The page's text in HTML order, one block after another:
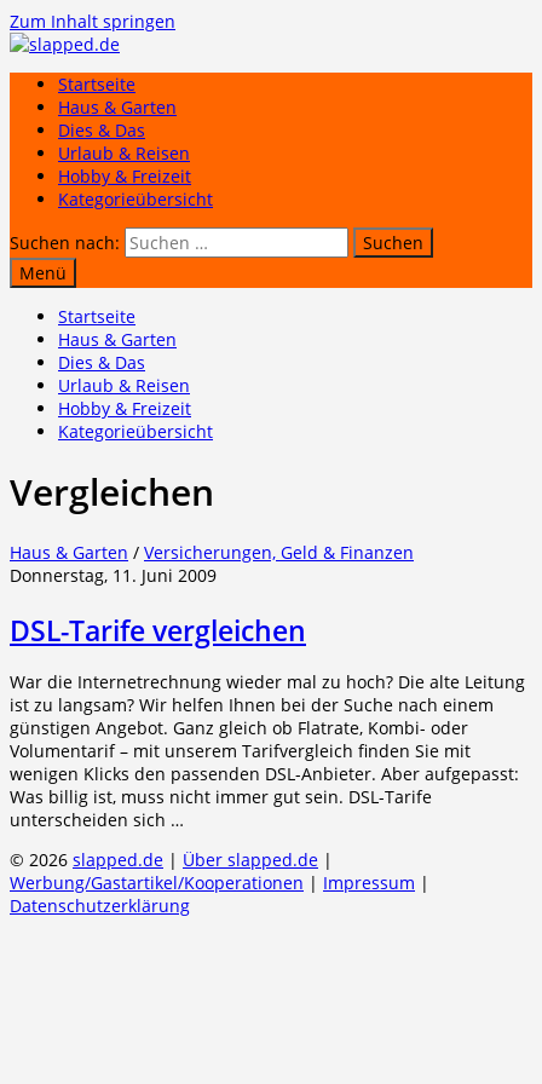
Zum Inhalt springen
Startseite
Haus & Garten
Dies & Das
Urlaub & Reisen
Hobby & Freizeit
Kategorieübersicht
Suchen nach:
Menü
Startseite
Haus & Garten
Dies & Das
Urlaub & Reisen
Hobby & Freizeit
Kategorieübersicht
Vergleichen
Haus & Garten / Versicherungen, Geld & Finanzen
Donnerstag, 11. Juni 2009
DSL-Tarife vergleichen
War die Internetrechnung wieder mal zu hoch? Die alte Leitung
ist zu langsam? Wir helfen Ihnen bei der Suche nach einem
günstigen Angebot. Ganz gleich ob Flatrate, Kombi- oder
Volumentarif – mit unserem Tarifvergleich finden Sie mit
wenigen Klicks den passenden DSL-Anbieter. Aber aufgepasst:
Was billig ist, muss nicht immer gut sein. DSL-Tarife
unterscheiden sich …
© 2026 slapped.de | Über slapped.de |
Werbung/Gastartikel/Kooperationen | Impressum |
Datenschutzerklärung